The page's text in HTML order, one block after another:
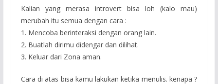
Kalian yang merasa introvert bisa loh (kalo mau)
merubah itu semua dengan cara :
1. Mencoba berinteraksi dengan orang lain.
2. Buatlah dirimu didengar dan dilihat.
3. Keluar dari Zona aman.
Cara di atas bisa kamu lakukan ketika menulis. kenapa ?